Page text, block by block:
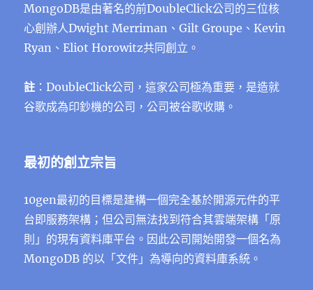
MongoDB是由著名的前DoubleClick公司的三位核
心創辦人Dwight Merriman、Gilt Groupe、Kevin
Ryan、Eliot Horowitz共同創立。
註 ：DoubleClick公司，這家公司極為重要，是造就
谷歌成為印鈔機的公司，公司被谷歌收購。
最初的創立宗旨
10gen最初的目標是建構一個完全基於開源元件的平
台即服務架構；但公司無法找到符合其雲端架構「原
則」的現有資料庫平台。因此公司開始開發一個名為
MongoDB 的以「文件」為導向的資料庫系統。